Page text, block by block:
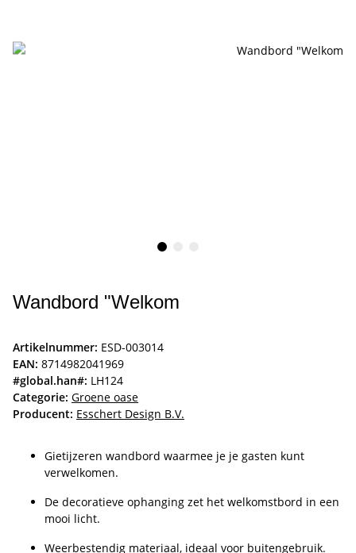
Wandbord "Welkom
Artikelnummer: ESD-003014
EAN: 8714982041969
#global.han#: LH124
Categorie: Groene oase
Producent: Esschert Design B.V.
Gietijzeren wandbord waarmee je je gasten kunt
verwelkomen.
De decoratieve ophanging zet het welkomstbord in een
mooi licht.
Weerbestendig materiaal, ideaal voor buitengebruik.